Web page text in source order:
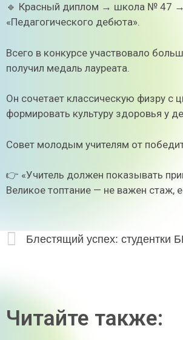
🔹 Красный диплом → школа № 47 →
«Педагогического дебюта».
Всего в конкурсе участвовало
получил медаль лауреата.
Он сочетает классическую физру с
формировать культуру здоровья у
Совет молодым учителям от
👉 «Учитель должен показывать
Великое топтание — не важен стаж,
Читайте также: